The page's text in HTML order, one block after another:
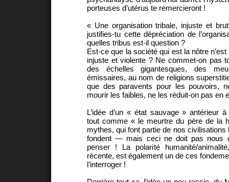
porteuses d’utérus te remercieront !
« Une organisation tribale, injuste et
justifies-tu cette dépréciation de
quelles tribus est-il question ?
Est-ce que la société qui est la nôtre
injuste et violente ? Ne commet-on pas
des échelles gigantesques, des
émissaires, au nom de religions
que des paravents pour les pouvoirs,
mourir les faibles, ne les réduit-on pas en
L’idée d’un « état sauvage » antérieur
tout comme « le meurtre du père de la
mythes, qui font partie de nos civilisations
fondent — mais ceci ne doit pas nous
penser ! La polarité humanité/
récente, est également un de ces
l’interroger !